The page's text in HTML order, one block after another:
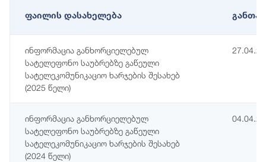
ფაილის დასახელება
ინფორმაცია განხორციელებულ
სატელეფონო საუბრებზე გაწეული
სატელეკომუნიკაციო ხარჯების შესახებ
(2025 წელი)
ინფორმაცია განხორციელებულ
სატელეფონო საუბრებზე გაწეული
სატელეკომუნიკაციო ხარჯების შესახებ
(2024 წელი)